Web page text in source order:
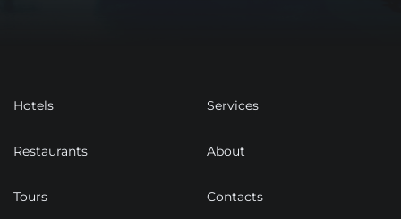
Hotels Services
Restaurants About
Tours Contacts